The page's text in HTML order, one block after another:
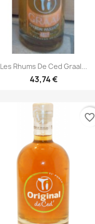
Les Rhums De Ced Graal...
43,74 €
favorite_border